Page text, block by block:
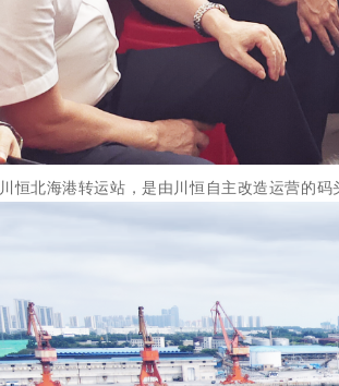
川恒北海港转运站，是由川恒自主改造运营的